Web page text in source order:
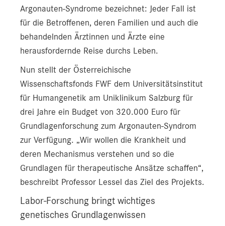
Argonauten-Syndrome bezeichnet: Jeder Fall ist
für die Betroffenen, deren Familien und auch die
behandelnden Ärztinnen und Ärzte eine
herausfordernde Reise durchs Leben.
Nun stellt der Österreichische
Wissenschaftsfonds FWF dem Universitätsinstitut
für Humangenetik am Uniklinikum Salzburg für
drei Jahre ein Budget von 320.000 Euro für
Grundlagenforschung zum Argonauten-Syndrom
zur Verfügung. „Wir wollen die Krankheit und
deren Mechanismus verstehen und so die
Grundlagen für therapeutische Ansätze schaffen“,
beschreibt Professor Lessel das Ziel des Projekts.
Labor-Forschung bringt wichtiges
genetisches Grundlagenwissen